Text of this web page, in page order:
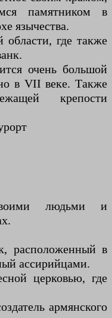
памятником в
язычества.
области, где также
очень большой
в VII веке. Также
крепости
людьми и
расположенный в
ассирийцами.
церковью, где
армянского